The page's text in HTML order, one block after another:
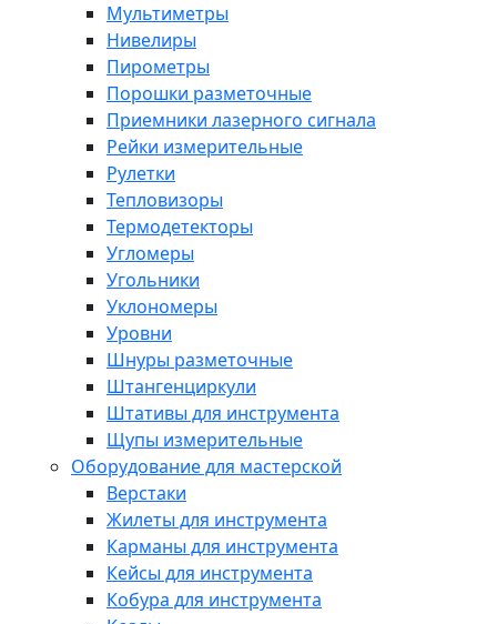
Мультиметры
Нивелиры
Пирометры
Порошки разметочные
Приемники лазерного сигнала
Рейки измерительные
Рулетки
Тепловизоры
Термодетекторы
Угломеры
Угольники
Уклономеры
Уровни
Шнуры разметочные
Штангенциркули
Штативы для инструмента
Щупы измерительные
Оборудование для мастерской
Верстаки
Жилеты для инструмента
Карманы для инструмента
Кейсы для инструмента
Кобура для инструмента